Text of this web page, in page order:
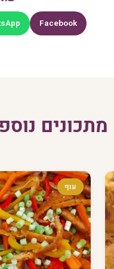
Facebook
מתכונים
עוף